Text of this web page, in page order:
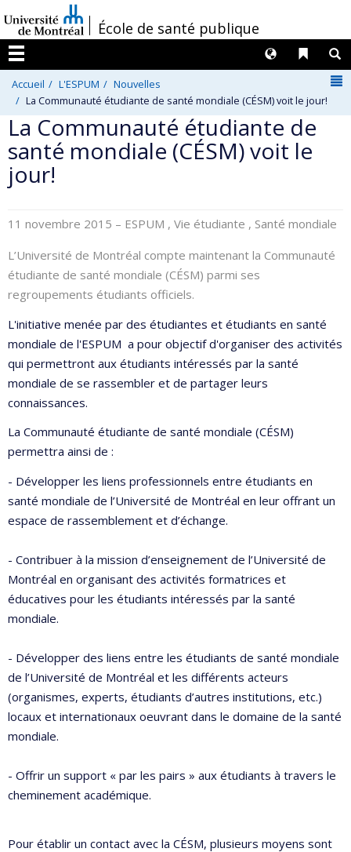
au
contenu
/École de santé publique
Menu
Liens
Langues
Accueil L'ESPUM
Nouvelles
La Communauté étudiante de santé mondiale (CÉSM) voit le jour!
La Communauté étudiante de
santé mondiale (CÉSM) voit le
jour!
11 novembre 2015 – ESPUM , Vie étudiante , Santé mondiale
L’Université de Montréal compte maintenant la Communauté
étudiante de santé mondiale (CÉSM) parmi ses
regroupements étudiants officiels.
L'initiative menée par des étudiantes et étudiants en santé
mondiale de l'ESPUM a pour objectif d'organiser des activités
qui permettront aux étudiants intéressés par la santé
mondiale de se rassembler et de partager leurs
connaissances.
La Communauté étudiante de santé mondiale (CÉSM)
permettra ainsi de :
- Développer les liens professionnels entre étudiants en
santé mondiale de l’Université de Montréal en leur offrant un
espace de rassemblement et d’échange.
- Contribuer à la mission d’enseignement de l’Université de
Montréal en organisant des activités formatrices et
éducatives pour les étudiants intéressés par la santé
mondiale.
- Développer des liens entre les étudiants de santé mondiale
de l’Université de Montréal et les différents acteurs
(organismes, experts, étudiants d’autres institutions, etc.)
locaux et internationaux oeuvrant dans le domaine de la santé
mondiale.
- Offrir un support « par les pairs » aux étudiants à travers le
cheminement académique.
Pour établir un contact avec la CÉSM, plusieurs moyens sont